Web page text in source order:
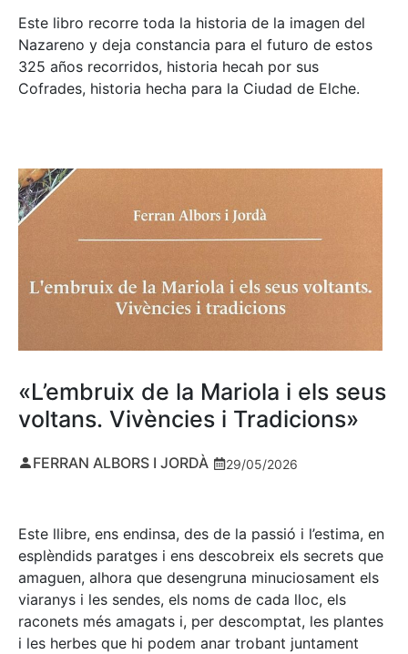
Este libro recorre toda la historia de la imagen del
Nazareno y deja constancia para el futuro de estos
325 años recorridos, historia hecah por sus
Cofrades, historia hecha para la Ciudad de Elche.
«L’embruix de la Mariola i els seus
voltans. Vivències i Tradicions»
FERRAN ALBORS I JORDÀ 29/05/2026
Este llibre, ens endinsa, des de la passió i l’estima, en
esplèndids paratges i ens descobreix els secrets que
amaguen, alhora que desengruna minuciosament els
viaranys i les sendes, els noms de cada lloc, els
raconets més amagats i, per descomptat, les plantes
i les herbes que hi podem anar trobant juntament